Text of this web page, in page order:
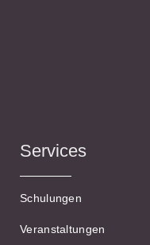
Services
Schulungen
Veranstaltungen